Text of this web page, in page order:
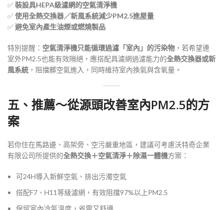
✅裝設具HEPA級濾網的空氣清淨機
✅使用全熱交換器／新風系統減少PM2.5進屋量
✅避免室內產生油煙或燃燒製品
特別提醒： 空氣清淨機只能循環過濾「室內」的污染物 ，若希望連
室外PM2.5也能有效隔絕，應搭配具濾網過濾能力的全熱交換器或新
風系統 ，阻擋髒空氣進入，同時維持室內換氣與含氧量。
五、推薦～從源頭改善室內PM2.5的方
案
若你住在馬路邊、高架旁、空污嚴重地區，建議可考慮沃特奇企業
有限公司所提供的全熱交換＋空氣清淨＋除濕一體機方案：
可24H導入新鮮空氣、排出污濁空氣
搭配F7、H11等級濾網，有效阻擋97%以上PM2.5